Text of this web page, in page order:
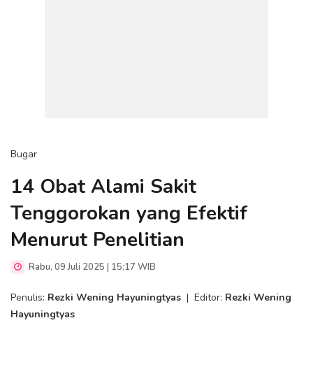
Bugar
14 Obat Alami Sakit
Tenggorokan yang Efektif
Menurut Penelitian
Rabu, 09 Juli 2025 | 15:17 WIB
Penulis: Rezki Wening Hayuningtyas | Editor: Rezki Wening
Hayuningtyas